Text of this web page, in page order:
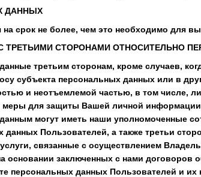
ДАННЫХ
срок не более, чем это необходимо для
ТРЕТЬИМИ СТОРОНАМИ ОТНОСИТЕЛЬНО
третьим сторонам, кроме случаев,
субъекта персональных данных или в
и неотъемлемой частью, в том числе,
меры для защиты Вашей личной
могут иметь наши уполномоченные
Пользователей, а также третьи
связанные с осуществлением
основании заключенных с нами договоров
персональных данных Пользователей и их